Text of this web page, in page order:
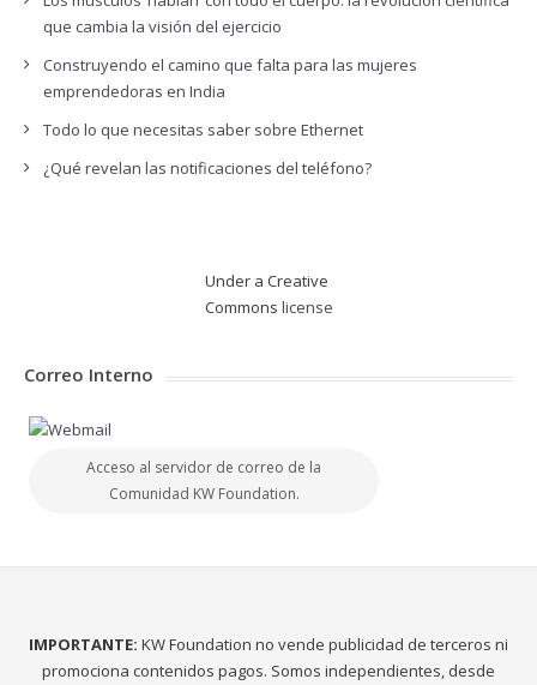
que cambia la visión del ejercicio
Construyendo el camino que falta para las mujeres
emprendedoras en India
Todo lo que necesitas saber sobre Ethernet
¿Qué revelan las notificaciones del teléfono?
Under a Creative
Commons license
Correo Interno
Acceso al servidor de correo de la
Comunidad KW Foundation.
IMPORTANTE: KW Foundation no vende publicidad de terceros ni
promociona contenidos pagos. Somos independientes, desde